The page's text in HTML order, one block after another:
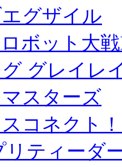
グザイル
ボット大
グレイレ
スターズ
コネクト
リティーダ